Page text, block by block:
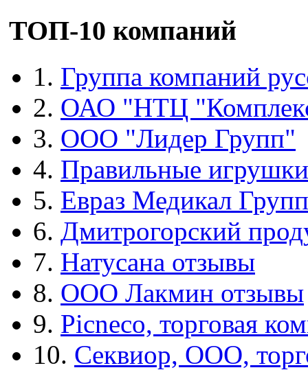
ТОП-10 компаний
1. Группа компаний
2. ОАО "НТЦ
3. ООО "Лидер Групп"
4. Правильные игрушки
5. Евраз Медикал Групп
6. Дмитрогорский
7. Натусана отзывы
8. ООО Лакмин отзывы
9. Picneco, торговая
10. Секвиор, ООО,